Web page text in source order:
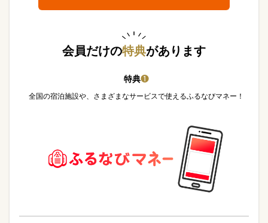
会員だけの特典があります
特典❶
全国の宿泊施設や、さまざまなサービスで使えるふるなびマネー！